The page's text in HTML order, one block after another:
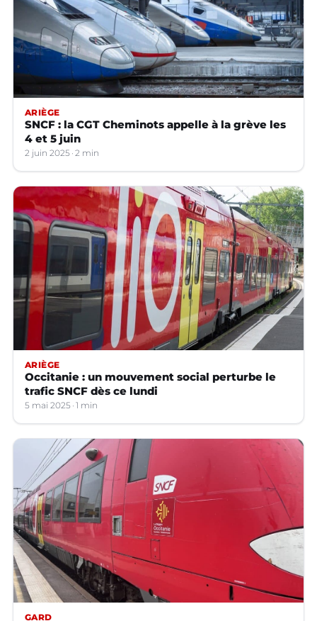
ARIÈGE
SNCF : la CGT Cheminots appelle à la grève les
4 et 5 juin
2 juin 2025 2 min
ARIÈGE
Occitanie : un mouvement social perturbe le
trafic SNCF dès ce lundi
5 mai 2025 1 min
GARD